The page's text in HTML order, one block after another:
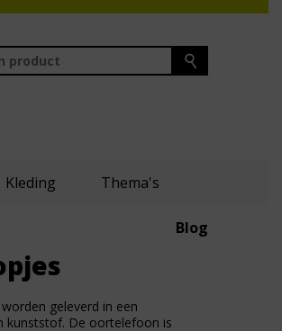
Kleding Thema's
Blog
geleverd in een
kunststof. De oortelefoon is